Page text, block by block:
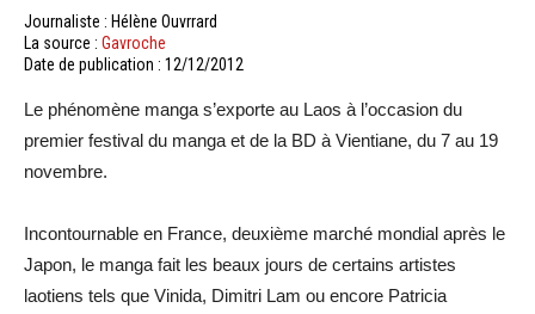
Journaliste : Hélène Ouvrrard
La source : Gavroche
Date de publication : 12/12/2012
Le phénomène manga s’exporte au Laos à l’occasion du
premier festival du manga et de la BD à Vientiane, du 7 au 19
novembre.
Incontournable en France, deuxième marché mondial après le
Japon, le manga fait les beaux jours de certains artistes
laotiens tels que Vinida, Dimitri Lam ou encore Patricia